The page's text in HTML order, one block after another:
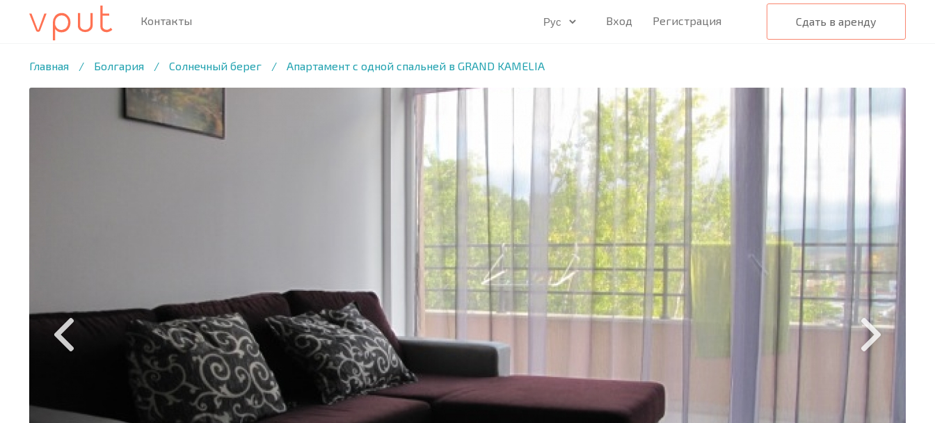
Сдать в аренду
Вход Регистрация
Контакты
Главная / Болгария / Солнечный берег / Апартамент с одной спальней в GRAND KAMELIA
1 /10 ФОТО